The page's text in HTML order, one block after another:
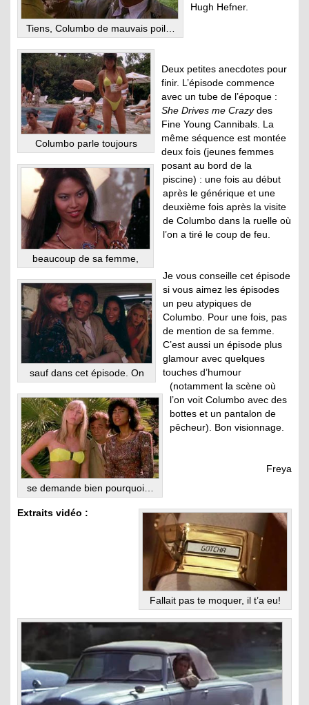
Tiens, Columbo de mauvais poil…
Hugh Hefner.
Columbo parle toujours
beaucoup de sa femme,
sauf dans cet épisode. On
se demande bien pourquoi…
Deux petites anecdotes pour
finir. L’épisode commence
avec un tube de l’époque :
She Drives me Crazydes
Fine Young Cannibals. La
même séquence est montée
deux fois (jeunes femmes
posant au bord de la
piscine) : une fois au début
après le générique et une
deuxième fois après la visite
de Columbo dans la ruelle où
l’on a tiré le coup de feu.
Fallait pas te moquer, il t’a eu!
Je vous conseille cet épisode
si vous aimez les épisodes
un peu atypiques de
Columbo. Pour une fois, pas
de mention de sa femme.
C’est aussi un épisode plus
glamour avec quelques
touches d’humour
(notamment la scène où
l’on voit Columbo avec des
bottes et un pantalon de
pêcheur). Bon visionnage.
Freya
Extraits vidéo :